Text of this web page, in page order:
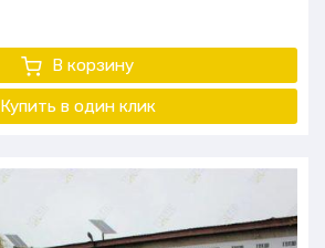
В корзину
Купить в один клик